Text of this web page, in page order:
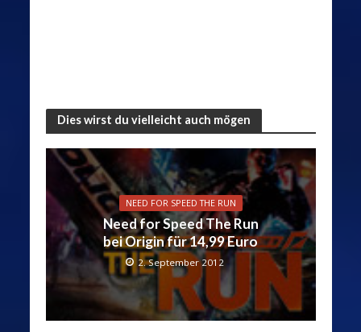
Dies wirst du vielleicht auch mögen
NEED FOR SPEED THE RUN
Need for Speed The Run
bei Origin für 14,99 Euro
2. September 2012